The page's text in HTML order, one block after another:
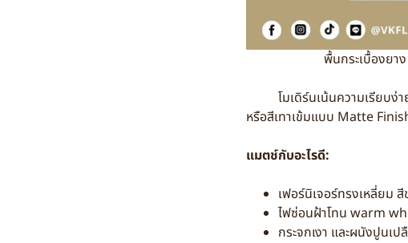
พื้นกระเบื้องยา
โมเดิร์นเน้นความเรียบง่าย
หรือสีเทาเข้มแบบ Matte
แมตช์กับอะไรดี:
เฟอร์นิเจอร์ทรงเหลี่ยม สี
ไฟซ่อนฝ้าโทน warm
กระจกเงา และผนังปูนเ